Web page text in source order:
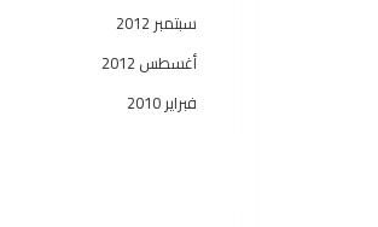
سبتمبر 2012
أغسطس 2012
فبراير 2010